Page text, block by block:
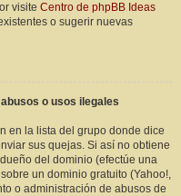
visite Centro de phpBB Ideas
o sugerir nuevas
o usos ilegales
en la lista del grupo donde dice
sus quejas. Si así no obtiene
del dominio (efectúe una
un dominio gratuito (Yahoo!,
o administración de abusos de